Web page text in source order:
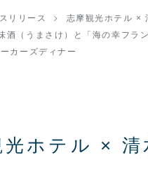
リリース
志摩観光ホテル ×
酒（うまさけ）と「海の幸フラ
カーズディナー
光ホテル × 清